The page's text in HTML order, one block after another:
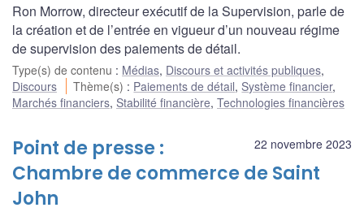
Ron Morrow, directeur exécutif de la Supervision, parle de
la création et de l’entrée en vigueur d’un nouveau régime
de supervision des paiements de détail.
Type(s) de contenu : Médias, Discours et activités publiques,
Discours
Thème(s) : Paiements de détail, Système financier,
Marchés financiers, Stabilité financière, Technologies financières
22 novembre 2023
Point de presse :
Chambre de commerce de Saint
John